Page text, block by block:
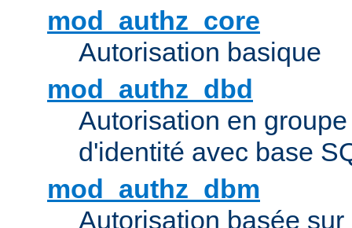
mod_authz_core
Autorisation basique
mod_authz_dbd
Autorisation en
d'identité avec base
mod_authz_dbm
Autorisation basée